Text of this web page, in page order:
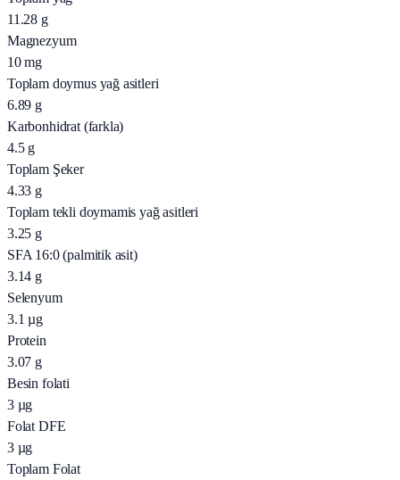
11.28 g
Magnezyum
10 mg
Toplam doymus yağ asitleri
6.89 g
Karbonhidrat (farkla)
4.5 g
Toplam Şeker
4.33 g
Toplam tekli doymamis yağ asitleri
3.25 g
SFA 16:0 (palmitik asit)
3.14 g
Selenyum
3.1 µg
Protein
3.07 g
Besin folati
3 µg
Folat DFE
3 µg
Toplam Folat